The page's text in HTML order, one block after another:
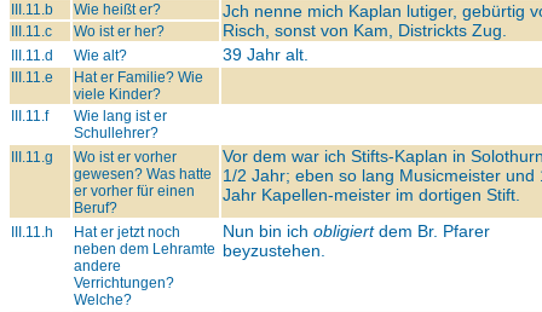
III.11.b Wie heißt er?
Jch nenne mich Kaplan lutiger, gebürtig
Risch, sonst von Kam, Districkts Zug.
III.11.c
Wo ist er her?
III.11.d
Wie alt? 39 Jahr alt.
III.11.e
Hat er Familie? Wie
viele Kinder?
III.11.f
Wie lang ist er
Schullehrer?
III.11.g
Wo ist er vorher
gewesen? Was hatte
er vorher für einen
Beruf?
Vor dem war ich Stifts-Kaplan in
1/2 Jahr; eben so lang Musicmeister und
Jahr Kapellen-meister im dortigen Stift.
III.11.h
Hat er jetzt noch
neben dem Lehramte
andere
Verrichtungen?
Welche?
Nun bin ich obligiertdem Br. Pfarer
beyzustehen.